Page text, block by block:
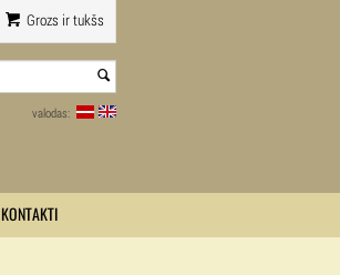
Grozs ir tukšs
valodas:
KONTAKTI